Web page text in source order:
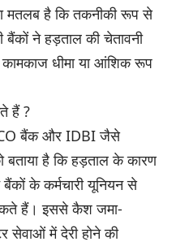
मतलब है कि तकनीकी रूप से
ने हड़ताल की चेतावनी
धीमा या आंशिक रूप
हैं ?
बैंक और IDBI जैसे
है कि हड़ताल के कारण
के कर्मचारी यूनियन से
हैं। इससे कैश जमा-
सेवाओं में देरी होने की